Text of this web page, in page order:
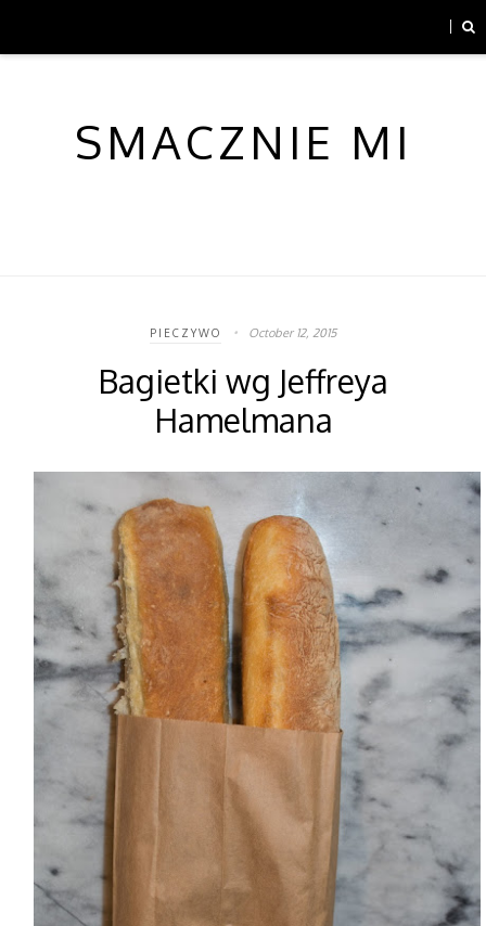
SMACZNIE MI
PIECZYWO October 12, 2015
Bagietki wg Jeffreya
Hamelmana